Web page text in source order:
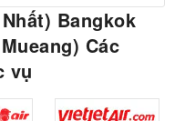
Bangkok
Các
vụ